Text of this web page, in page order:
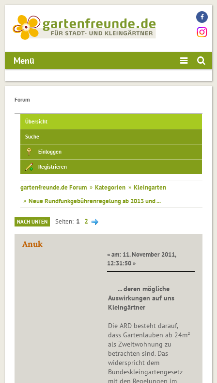
Menü
Forum
Übersicht
Suche
Einloggen
Registrieren
gartenfreunde.de Forum » Kategorien » Kleingarten
» Neue Rundfunkgebührenregelung ab 2013 und ...
NACH UNTEN Seiten 1 2
Anuk
« am: 11. November 2011,
12:31:50 »
... deren mögliche
Auswirkungen auf uns
Kleingärtner
Die ARD besteht darauf,
dass Gartenlauben ab 24m²
als Zweitwohnung zu
betrachten sind. Das
widerspricht dem
Bundeskleingartengesetz
mit den Regelungen im